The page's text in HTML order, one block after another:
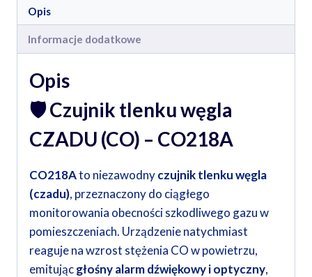
Opis
Informacje dodatkowe
Opis
🛡️Czujnik tlenku węgla
CZADU (CO) – CO218A
CO218Ato niezawodnyczujnik tlenku węgla
(czadu), przeznaczony do ciągłego
monitorowania obecności szkodliwego gazu w
pomieszczeniach. Urządzenie natychmiast
reaguje na wzrost stężenia CO w powietrzu,
emitującgłośny alarm dźwiękowy i optyczny,